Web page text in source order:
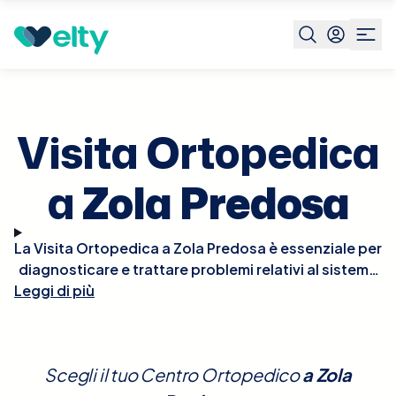
Prenota visita Zola Predosa
Visita Ortopedica
aZola Predosa
La Visita Ortopedica a Zola Predosa è essenziale per
diagnosticare e trattare problemi relativi al sistema
muscolo-scheletrico, come fratture, distorsioni,
fisico dettagliato, potrebbe richiedere radiografie o
Leggi di più
Scegli il tuo Centro OrtopedicoaZola